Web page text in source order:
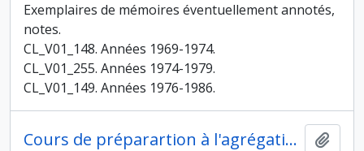
Exemplaires de mémoires éventuellement annotés,
notes.
CL_V01_148. Années 1969-1974.
CL_V01_255. Années 1974-1979.
CL_V01_149. Années 1976-1986.
Cours de préparartion à l'agrégation